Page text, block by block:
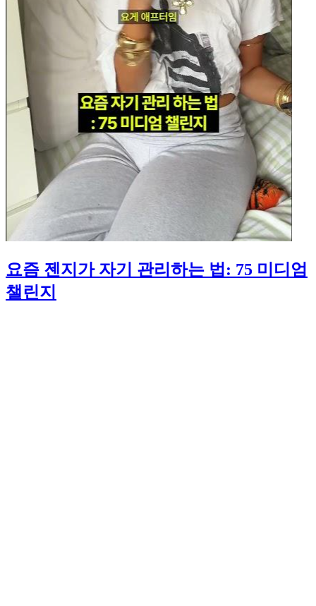
요즘 젠지가 자기 관리하는 법: 75 미디엄
챌린지